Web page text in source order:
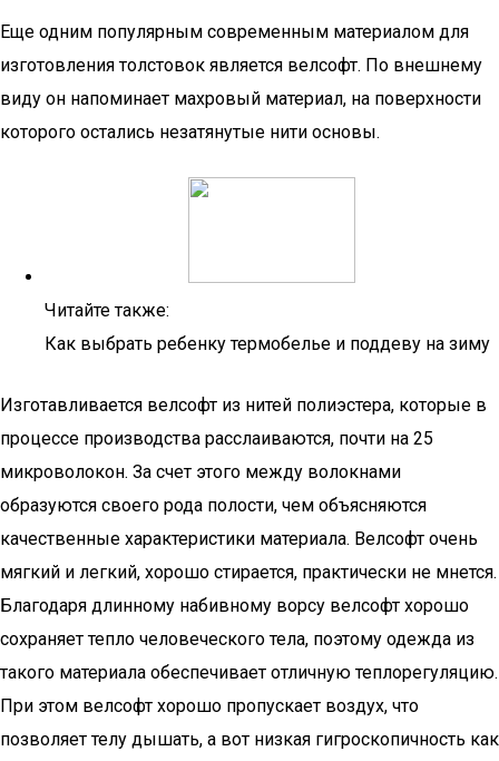
Еще одним популярным современным материалом для
изготовления толстовок является велсофт. По внешнему
виду он напоминает махровый материал, на поверхности
которого остались незатянутые нити основы.
Читайте также:
Как выбрать ребенку термобелье и поддеву на зиму
Изготавливается велсофт из нитей полиэстера, которые в
процессе производства расслаиваются, почти на 25
микроволокон. За счет этого между волокнами
образуются своего рода полости, чем объясняются
качественные характеристики материала. Велсофт очень
мягкий и легкий, хорошо стирается, практически не мнется.
Благодаря длинному набивному ворсу велсофт хорошо
сохраняет тепло человеческого тела, поэтому одежда из
такого материала обеспечивает отличную теплорегуляцию.
При этом велсофт хорошо пропускает воздух, что
позволяет телу дышать, а вот низкая гигроскопичность как